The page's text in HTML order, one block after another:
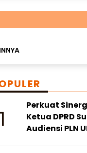
1
Perkuat
Ketua DPRD
Audiensi PLN